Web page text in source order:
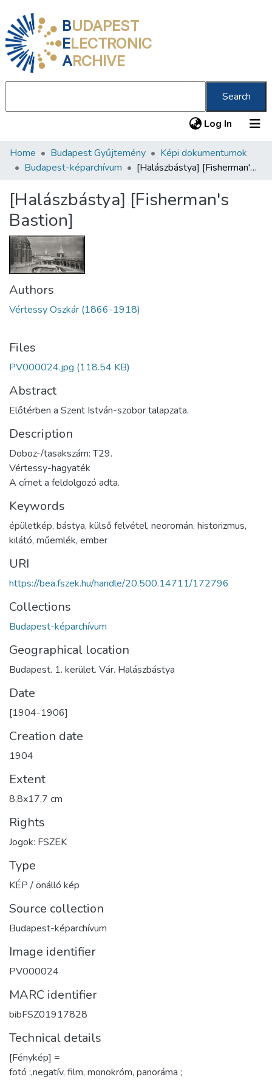
BUDAPEST
ELECTRONIC
ARCHIVE
Search
Log In (current)
Communities & Collections
Statistics
About us
Home Budapest Gyűjtemény
Képi dokumentumok
Budapest-képarchívum
[Halászbástya] [Fisherman's Bastion]
[Halászbástya] [Fisherman's
Bastion]
Authors
Vértessy Oszkár (1866-1918)
Files
PV000024.jpg (118.54 KB)
Abstract
Előtérben a Szent István-szobor talapzata.
Description
Doboz-/tasakszám: T29.
Vértessy-hagyaték
A címet a feldolgozó adta.
Keywords
épületkép, bástya, külső felvétel, neoromán, historizmus,
kilátó, műemlék, ember
URI
https://bea.fszek.hu/handle/20.500.14711/172796
Collections
Budapest-képarchívum
Geographical location
Budapest. 1. kerület. Vár. Halászbástya
Date
[1904-1906]
Creation date
1904
Extent
8,8x17,7 cm
Rights
Jogok: FSZEK
Type
KÉP / önálló kép
Source collection
Budapest-képarchívum
Image identifier
PV000024
MARC identifier
bibFSZ01917828
Technical details
[Fénykép] =
fotó :,negatív, film, monokróm, panoráma ;